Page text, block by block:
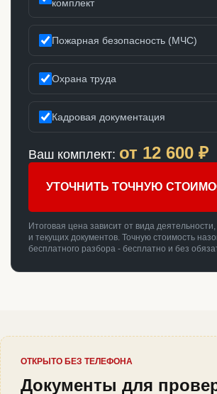
комплект
Пожарная безопасность (МЧС)
Охрана труда
Кадровая документация
Ваш комплект: от 12 600 ₽
УТОЧНИТЬ ТОЧНУЮ
Итоговая цена зависит от вида
и текущих документов. Точную стоимость
бесплатного разбора - бесплатно и без
ОТКРЫТО БЕЗ ТЕЛЕФОНА
Документы для